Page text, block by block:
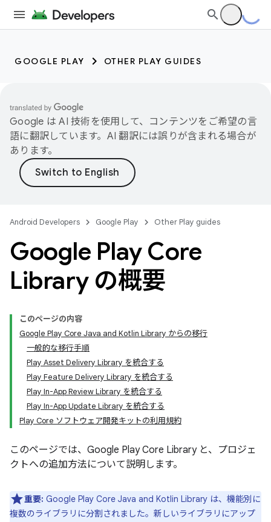
GOOGLE PLAY OTHER PLAY GUIDES
Google は AI 技術を使用して、コンテンツをご希望の言
語に翻訳しています。AI 翻訳には誤りが含まれる場合が
あります。
Android Developers Google Play Other Play guides
Google Play Core
Library の概要
このページの内容
Google Play Core Java and Kotlin Library からの移行
一般的な移行手順
Play Asset Delivery Library を統合する
Play Feature Delivery Library を統合する
Play In-App Review Library を統合する
Play In-App Update Library を統合する
Play Core ソフトウェア開発キットの利用規約
このページでは、Google Play Core Library と、プロジェ
クトへの追加方法について説明します。
重要: Google Play Core Java and Kotlin Library は、機能別に
複数のライブラリに分割されました。新しいライブラリにアップ